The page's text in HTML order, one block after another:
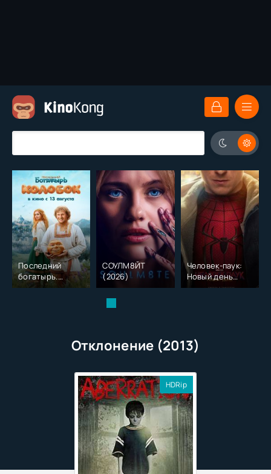
Последний
богатырь.
Колобок (2026)
СОУЛМ8ЙТ
(2026)
Человек-паук:
Новый день
(2026)
Отклонение (2013)
HDRip